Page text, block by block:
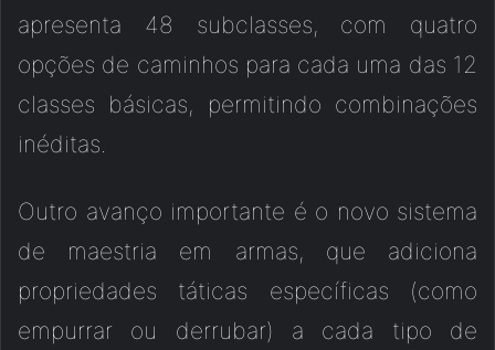
apresenta 48 subclasses, com quatro
opções de caminhos para cada uma das 12
classes básicas, permitindo combinações
inéditas.
Outro avanço importante é o novo sistema
de maestria em armas, que adiciona
propriedades táticas específicas (como
empurrar ou derrubar) a cada tipo de